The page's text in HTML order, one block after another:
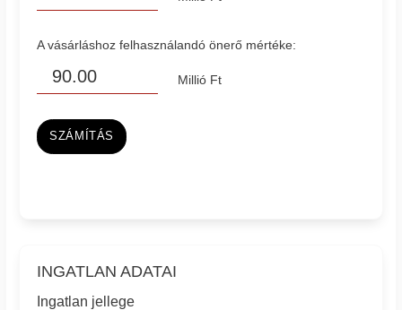
A vásárláshoz felhasználandó önerő mértéke:
Millió Ft
SZÁMÍTÁS
INGATLAN ADATAI
Ingatlan jellege